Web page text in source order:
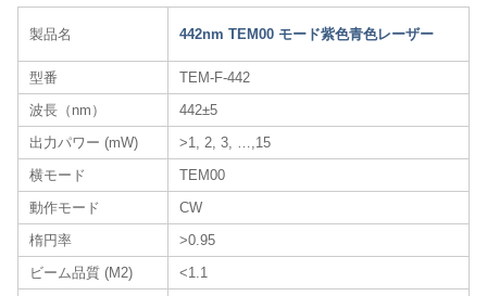
製品名 442nm TEM00 モード紫色青色レーザー
型番
TEM-F-442
波長（nm）
442±5
出力パワー (mW)
>1, 2, 3, …,15
横モード
TEM00
動作モード
CW
楕円率
>0.95
ビーム品質 (M2)
<1.1